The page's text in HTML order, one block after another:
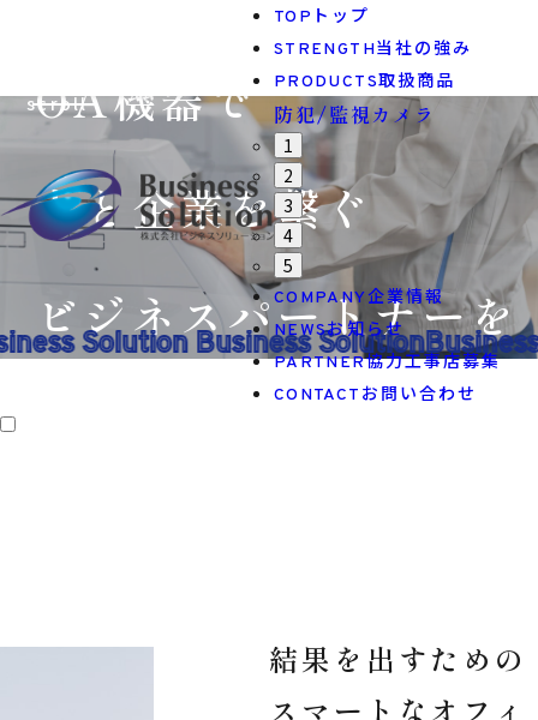
TOP トップ
STRENGTH当社の強み
PRODUCTS取扱商品
防犯/監視カメラ
1
2
3
4
5
COMPANY企業情報
NEWSお知らせ
PARTNER協力工事店募集
CONTACT お問い合わせ
OA機器で
人と企業を繋ぐ
ビジネスパートナーを
scroll
Solution Business Solution
結果を出すための
スマートなオフィ